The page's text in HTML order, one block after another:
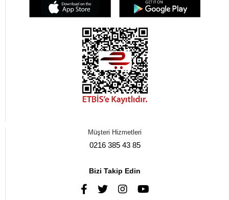
Müşteri Hizmetleri
0216 385 43 85
Bizi Takip Edin